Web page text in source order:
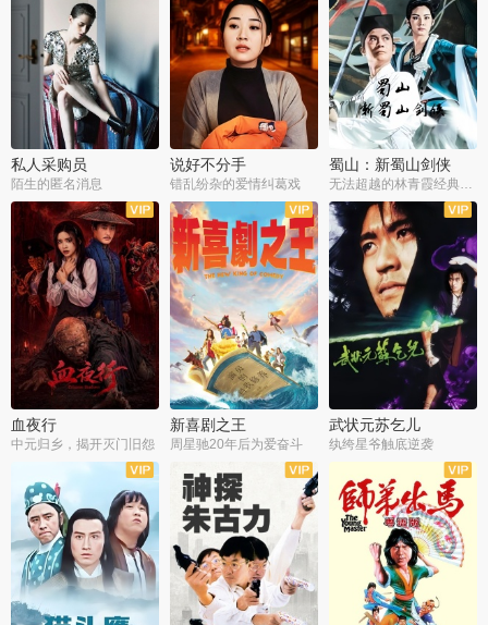
私人采购员
陌生的匿名消息
说好不分手
错乱纷杂的爱情纠葛戏
蜀山：新蜀山剑侠
无法超越的林青霞经典角色
血夜行
中元归乡，揭开灭门旧怨
新喜剧之王
周星驰20年后为爱奋斗
武状元苏乞儿
纨绔星爷触底逆袭